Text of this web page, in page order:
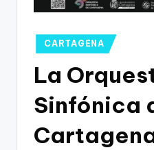
Publicado
en
CARTAGENA
La
Sinfónica